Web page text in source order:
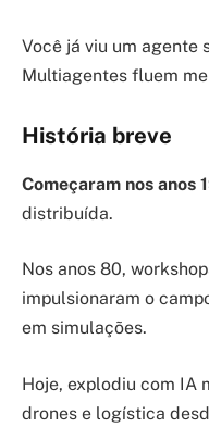
Você já viu um
Multiagentes fluem
História breve
Começaram nos anos
distribuída.
Nos anos 80,
impulsionaram o
em simulações.
Hoje, explodiu com IA
drones e logística